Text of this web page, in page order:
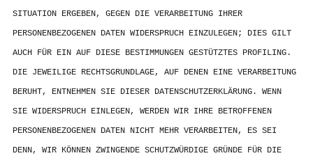
SITUATION ERGEBEN, GEGEN DIE VERARBEITUNG IHRER
PERSONENBEZOGENEN DATEN WIDERSPRUCH EINZULEGEN; DIES GILT
AUCH FÜR EIN AUF DIESE BESTIMMUNGEN GESTÜTZTES PROFILING.
DIE JEWEILIGE RECHTSGRUNDLAGE, AUF DENEN EINE VERARBEITUNG
BERUHT, ENTNEHMEN SIE DIESER DATENSCHUTZERKLÄRUNG. WENN
SIE WIDERSPRUCH EINLEGEN, WERDEN WIR IHRE BETROFFENEN
PERSONENBEZOGENEN DATEN NICHT MEHR VERARBEITEN, ES SEI
DENN, WIR KÖNNEN ZWINGENDE SCHUTZWÜRDIGE GRÜNDE FÜR DIE